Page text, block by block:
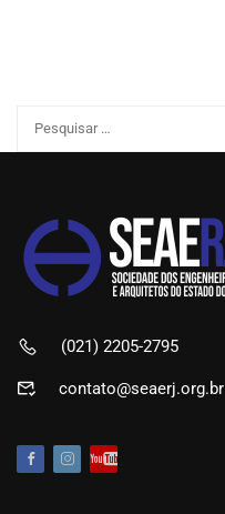
(021) 2205-2795
contato@seaerj.org.br